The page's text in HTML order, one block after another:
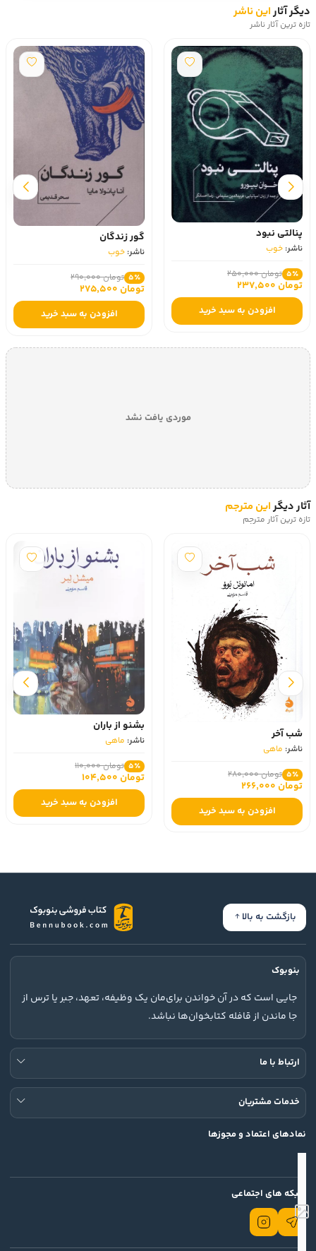
دیگر آثاراین ناشر
تازه ترین آثار ناشر
پنالتی نبود
ناشر: خوب
5٪ تومان 250,000
تومان 237,500
افزودن به سبد خرید
گور زندگان
ناشر: خوب
5٪ تومان 290,000
تومان 275,500
افزودن به سبد خرید
موردی یافت نشد
آثار دیگراین مترجم
تازه ترین آثار مترجم
شب آخر
ناشر: ماهی
5٪ تومان 280,000
تومان 266,000
افزودن به سبد خرید
بشنو از باران
ناشر: ماهی
5٪ تومان 110,000
تومان 104,500
افزودن به سبد خرید
بازگشت به بالا
بنوبوک
جایی است که در آن خواندن برای‌مان یک وظیفه، تعهد، جبر یا ترس از
جا ماندن از قافله کتابخوان‌ها نباشد.
ارتباط با ما
خدمات مشتریان
نمادهای اعتماد و مجوزها
شبکه های اجتماعی